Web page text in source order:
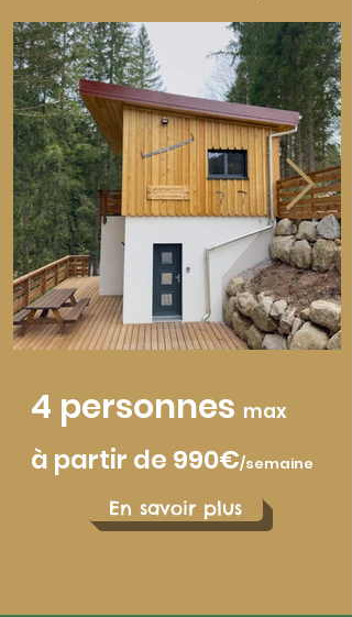
4 personnes max
à partir de 990€/semaine
En savoir plus